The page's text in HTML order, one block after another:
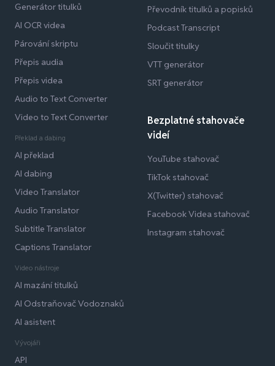
Generátor titulků
AI OCR videa
Párování skriptu
Přepis audia
Přepis videa
Audio to Text Converter
Video to Text Converter
Překlad a dabing
AI překlad
AI dabing
Video Translator
Audio Translator
Subtitle Translator
Captions Translator
Video nástroje
AI mazání titulků
AI Odstraňovač Vodoznaků
AI asistent
Vývojáři
API
Převodník titulků a popisků
Podcast Transcript
Sloučit titulky
VTT generátor
SRT generátor
Bezplatné stahovače
videí
YouTube stahovač
TikTok stahovač
X(Twitter) stahovač
Facebook Videa stahovač
Instagram stahovač